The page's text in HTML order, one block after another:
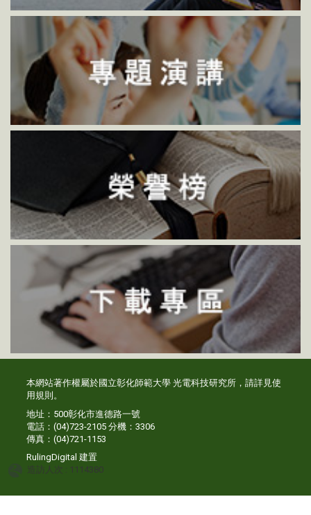
本網站著作權屬於國立彰化師範大學 光電科技研究所，請詳見使
用規則 。
地址：500彰化市進德路一號
電話：(04)723-2105 分機：3306
傳真：(04)721-1153
RulingDigital建置
造訪人次 : 1114380